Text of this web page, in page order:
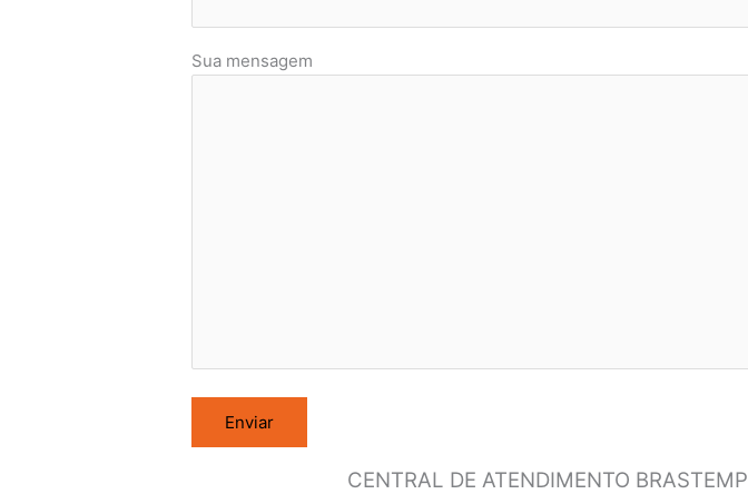
Sua mensagem
CENTRAL DE ATENDIMENTO BRASTEMP